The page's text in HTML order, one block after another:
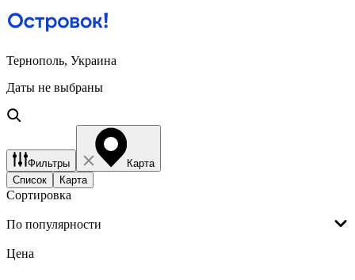
Тернополь, Украина
Даты не выбраны
Фильтры
Карта
Список
Карта
Сортировка
По популярности
Цена